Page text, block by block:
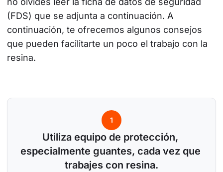
(FDS) que se adjunta a continuación. A
continuación, te ofrecemos algunos consejos
que pueden facilitarte un poco el trabajo con la
resina.
1
Utiliza equipo de protección,
especialmente guantes, cada vez que
trabajes con resina.